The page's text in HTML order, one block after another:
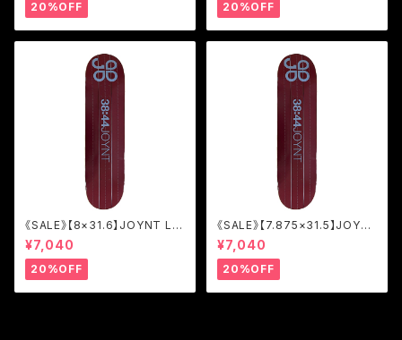
20%OFF 20%OFF
《SALE》【8×31.6】JOYNT LIN
E BURGUNDY/TEAM [JOL2]
¥7,040
20%OFF
《SALE》【7.875×31.5】JOYN
T LINE BURGUNDY/TEAM
[JOL2]
¥7,040
20%OFF